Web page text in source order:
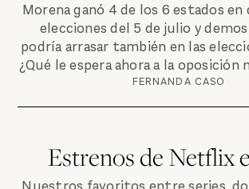
Morena ganó 4 de los 6 estados en
elecciones del 5 de julio y
podría arrasar también en las
¿Qué le espera ahora a la oposición
FERNANDA CASO
Estrenos de Netflix